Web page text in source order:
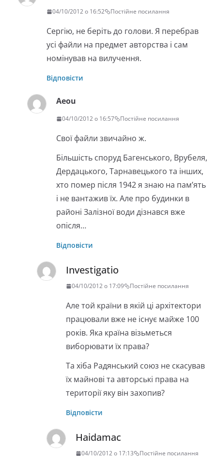
04/10/2012 о 16:52 Постійне посилання
Сергію, не беріть до голови. Я перебрав
усі файли на предмет авторства і сам
номінував на вилучення.
Відповісти
Aeou
04/10/2012 о 16:57 Постійне посилання
Свої файли звичайно ж.
Більшість споруд Багенського, Врубеля,
Дердацького, Тарнавецького та інших,
хто помер після 1942 я знаю на пам’ять
і не вантажив їх. Але про будинки в
районі Залізної води дізнався вже
опісля…
Відповісти
Investigatio
04/10/2012 о 17:09 Постійне посилання
Але той країни в якій ці архітектори
працювали вже не існує майже 100
років. Яка країна візьметься
виборювати їх права?
Та хіба Радянський союз не скасував
їх майнові та авторські права на
території яку він захопив?
Відповісти
Haidamac
04/10/2012 о 17:13 Постійне посилання